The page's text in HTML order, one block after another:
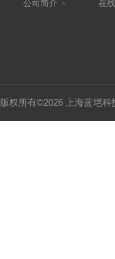
公司简介 > 在
版权所有©2026 上海蓝垲